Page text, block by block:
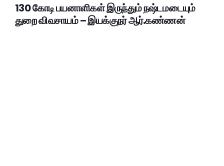
130 கோடி பயனாளிகள் இருந்தும் நஷ்டமடையும்
துறை விவசாயம் – இயக்குநர் ஆர்.கண்ணன்